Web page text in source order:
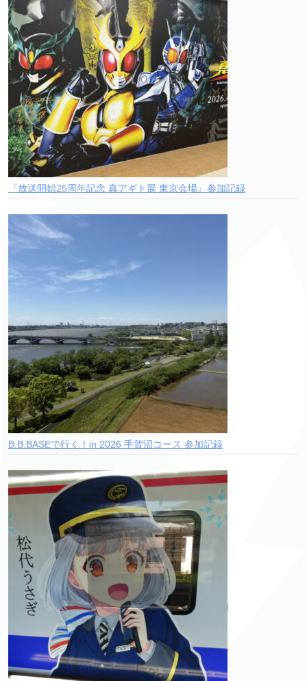
『放送開始25周年記念 真アギト展 東京会場』参加記録
B.B.BASEで行く！in 2026 手賀沼コース 参加記録